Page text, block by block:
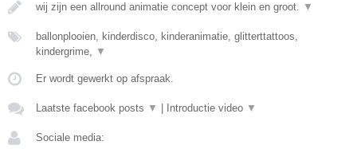
wij zijn een allround animatie concept voor klein en groot. ▼
ballonplooien, kinderdisco, kinderanimatie, glitterttattoos,
kindergrime,
▼
Er wordt gewerkt op afspraak.
Laatste facebook posts ▼ | Introductie video ▼
Sociale media: